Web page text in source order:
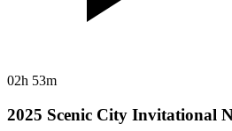
02h 53m
2025 Scenic City Invitational